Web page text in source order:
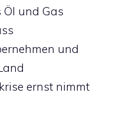
und Gas
und
ernst nimmt